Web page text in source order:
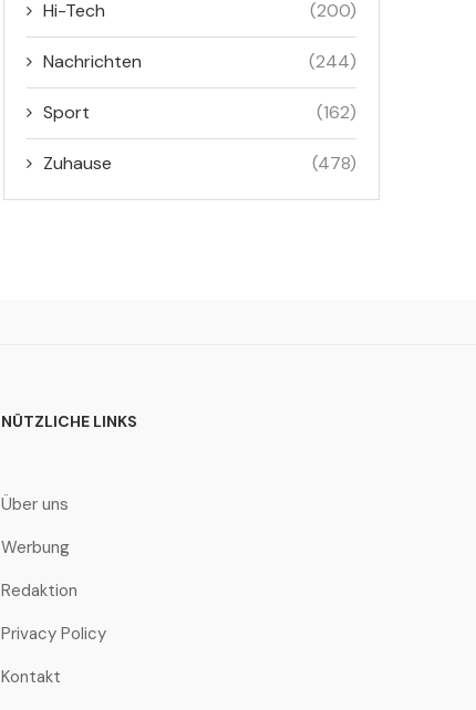
Hi-Tech (200)
Nachrichten (244)
Sport (162)
Zuhause (478)
NÜTZLICHE LINKS
Über uns
Werbung
Redaktion
Privacy Policy
Kontakt